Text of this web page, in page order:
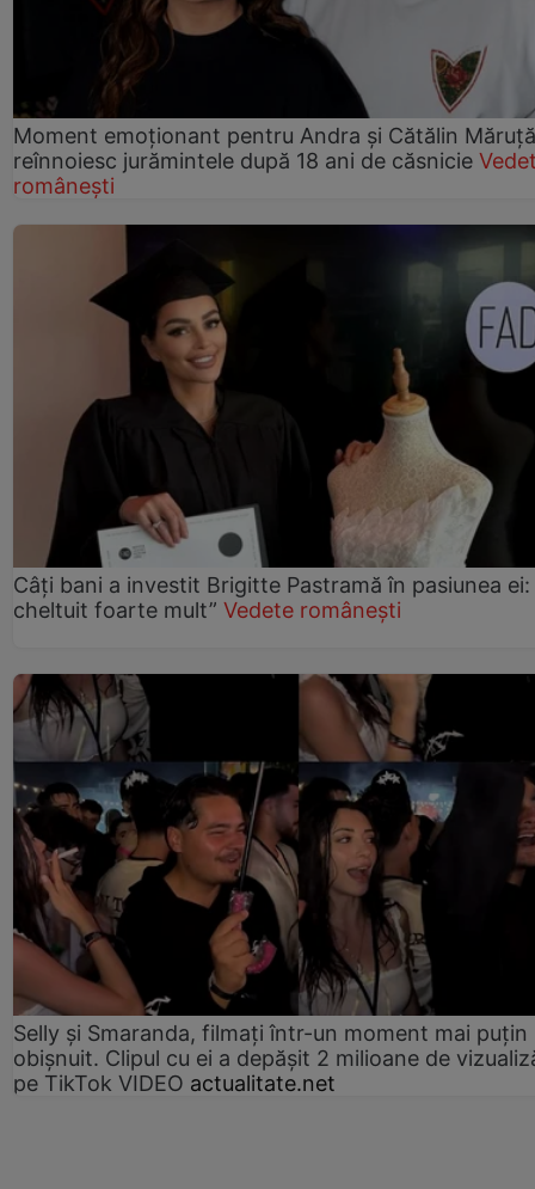
Moment emoționant pentru Andra și Cătălin
reînnoiesc jurămintele după 18 ani de căsnicie
românești
Câți bani a investit Brigitte Pastramă în pasiunea ei:
cheltuit foarte mult” Vedete românești
Selly și Smaranda, filmați într-un moment mai puțin
obișnuit. Clipul cu ei a depășit 2 milioane de
pe TikTok VIDEO actualitate.net